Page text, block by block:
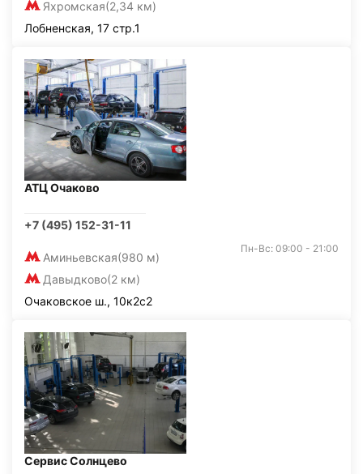
Яхромская(2,34 км)
Лобненская, 17 стр.1
АТЦ Очаково
+7 (495) 152-31-11
Аминьевская(980 м)
Давыдково(2 км)
Пн-Вс: 09:00 - 21:00
Очаковское ш., 10к2с2
Сервис Солнцево